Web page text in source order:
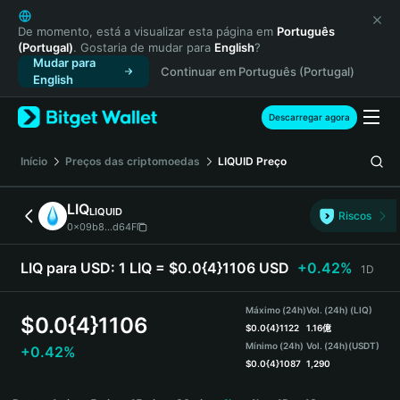
English
日本語
Tiếng Việt
Русский
Español (Latinoamérica)
Türkçe
Français
Deutsch
简体中文
繁體中文
Português (Portugal)
Bahasa Indonesia
ภาษาไทย
Español
Español (Argentina)
De momento, está a visualizar esta página em Português
(Portugal). Gostaria de mudar para English?
Mudar para
English
Continuar em Português (Portugal)
Descarregar agora
Início Preços das criptomoedas LIQUID Preço
LIQLIQUID
0x09b8...d64F
Riscos
LIQ para USD: 1 LIQ = $0.0{4}1106 USD +0.42% 1D
$0.0{4}1106
+0.42%
Máximo (24h)
$0.0{4}1122
Mínimo (24h)
$0.0{4}1087
Vol. (24h) (LIQ)
1.16億
Vol. (24h)(USDT)
1,290